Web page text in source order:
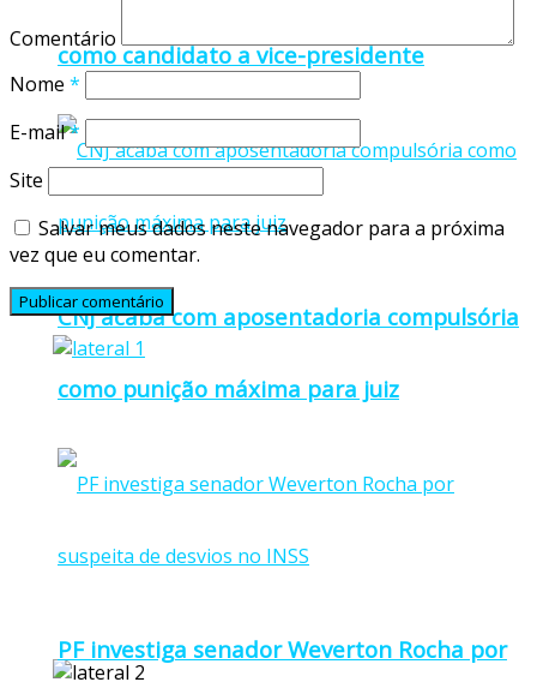
como candidato a vice-presidente
CNJ acaba com aposentadoria compulsória
como punição máxima para juiz
PF investiga senador Weverton Rocha por
Comentário
Nome *
E-mail*
Site
Salvar meus dados neste navegador para a próxima
vez que eu comentar.